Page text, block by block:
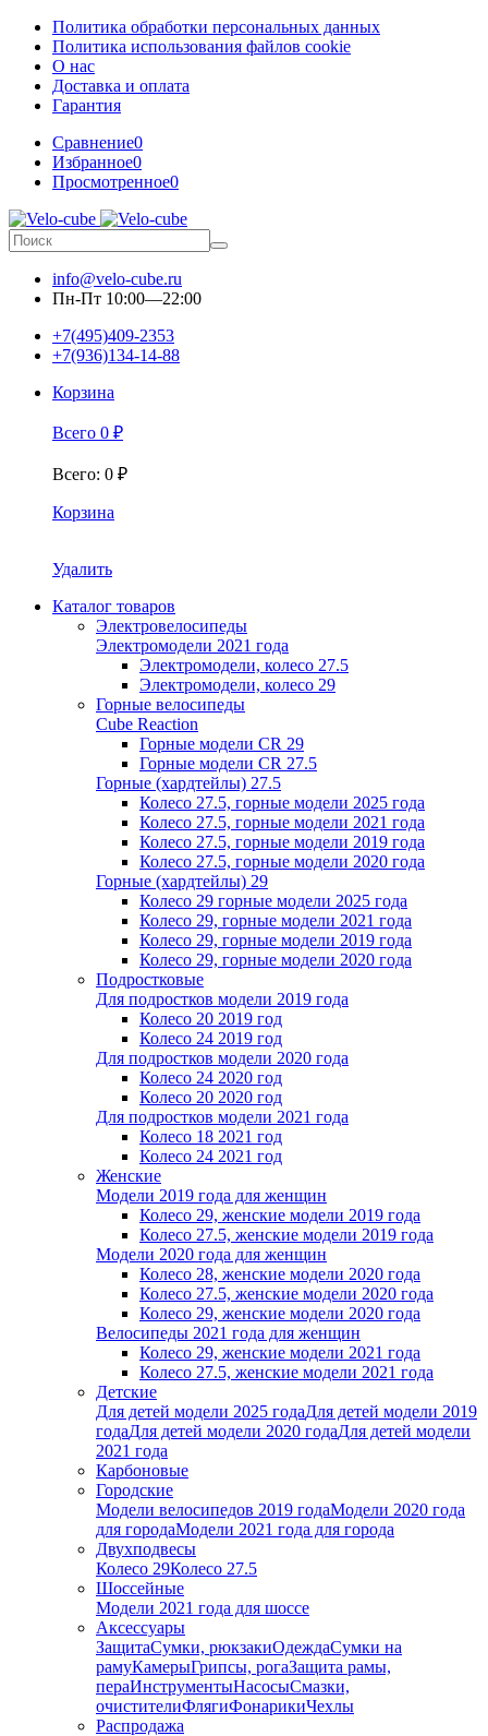
Политика обработки персональных данных
Политика использования файлов cookie
О нас
Доставка и оплата
Гарантия
Сравнение0
Избранное0
Просмотренное0
info@velo-cube.ru
Пн-Пт 10:00—22:00
+7(495)409-2353
+7(936)134-14-88
Корзина
Всего 0 ₽
Всего: 0 ₽
Корзина
Удалить
Каталог товаров
Электровелосипеды
Электромодели 2021 года
Электромодели, колесо 27.5
Электромодели, колесо 29
Горные велосипеды
Cube Reaction
Горные модели CR 29
Горные модели CR 27.5
Горные (хардтейлы) 27.5
Колесо 27.5, горные модели 2025 года
Колесо 27.5, горные модели 2021 года
Колесо 27.5, горные модели 2019 года
Колесо 27.5, горные модели 2020 года
Горные (хардтейлы) 29
Колесо 29 горные модели 2025 года
Колесо 29, горные модели 2021 года
Колесо 29, горные модели 2019 года
Колесо 29, горные модели 2020 года
Подростковые
Для подростков модели 2019 года
Колесо 20 2019 год
Колесо 24 2019 год
Для подростков модели 2020 года
Колесо 24 2020 год
Колесо 20 2020 год
Для подростков модели 2021 года
Колесо 18 2021 год
Колесо 24 2021 год
Женскиe
Модели 2019 года для женщин
Колесо 29, женские модели 2019 года
Колесо 27.5, женские модели 2019 года
Модели 2020 года для женщин
Колесо 28, женские модели 2020 года
Колесо 27.5, женские модели 2020 года
Колесо 29, женские модели 2020 года
Велосипеды 2021 года для женщин
Колесо 29, женские модели 2021 года
Колесо 27.5, женские модели 2021 года
Детские
Для детей модели 2025 годаДля детей модели 2019
годаДля детей модели 2020 годаДля детей модели
2021 года
Карбоновые
Городские
Модели велосипедов 2019 годаМодели 2020 года
для городаМодели 2021 года для города
Двухподвесы
Колесо 29Колесо 27.5
Шоссейные
Модели 2021 года для шоссе
Аксессуары
ЗащитаСумки, рюкзакиОдеждаСумки на
рамуКамерыГрипсы, рогаЗащита рамы,
пераИнструментыНасосыСмазки,
очистителиФлягиФонарикиЧехлы
Распродажа